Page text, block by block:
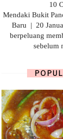
10
Mendaki Bukit
Baru | 20
berpeluang
sebelum